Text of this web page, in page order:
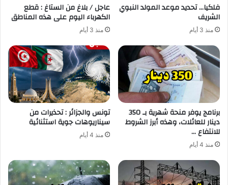
فلكيا… تحديد موعد المولد النبوي
الشريف
منذ 3 أيام
عاجل / بلاغ من الستاغ : قطع
الكهرباء اليوم على هذه المناطق
منذ 3 أيام
برنامج يوفر منحة شهرية بـ 350
دينار للعائلات، وهذه أبرز الشروط
للانتفاع …
منذ 4 أيام
تونس والجزائر : تحذيرات من
سيناريوهات جوية استثنائية
منذ 4 أيام